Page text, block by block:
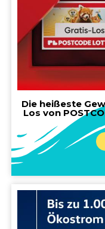
Die heißeste
Los von